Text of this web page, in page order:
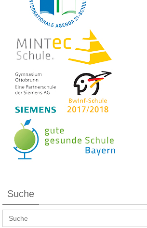
Suche
Search
for: